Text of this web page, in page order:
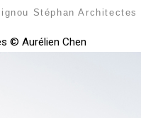
Stéphan Architectes
© Aurélien Chen